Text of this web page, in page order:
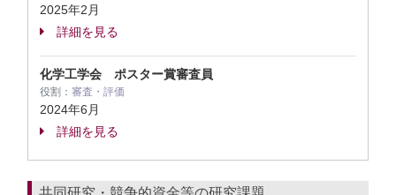
2025年2月
詳細を見る
化学工学会 ポスター賞審査員
役割： 審査・評価
2024年6月
詳細を見る